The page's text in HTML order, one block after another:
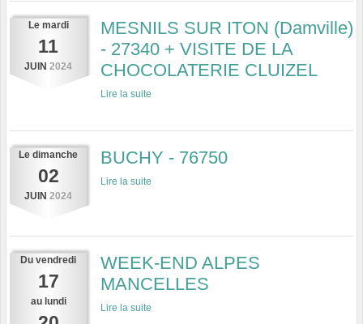
Le mardi
11
JUIN 2024
MESNILS SUR ITON (Damville)
- 27340 + VISITE DE LA
CHOCOLATERIE CLUIZEL
Lire la suite
Le dimanche
02
JUIN 2024
BUCHY - 76750
Lire la suite
Du vendredi
17
au lundi
WEEK-END ALPES
MANCELLES
Lire la suite